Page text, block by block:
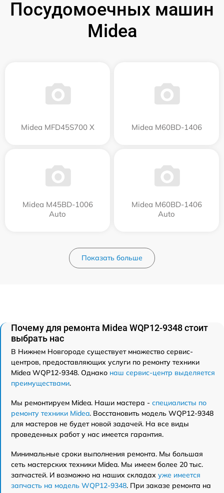
Посудомоечных машин
Midea
Midea MFD45S700 X Midea M60BD-1406
Midea M45BD-1006
Auto
Midea M60BD-1406
Auto
Показать больше
Почему для ремонта Midea WQP12-9348 стоит
выбрать нас
В Нижнем Новгороде существует множество сервис-
центров, предоставляющих услуги по ремонту техники
Midea WQP12-9348. Однако наш сервис-центр выделяется
преимуществами.
Мы ремонтируем Midea. Наши мастера - специалисты по
ремонту техники Midea. Восстановить модель WQP12-9348
для мастеров не будет новой задачей. На все виды
проведенных работ у нас имеется гарантия.
Минимальные сроки выполнения ремонта. Мы большая
сеть мастерских техники Midea. Мы имеем более 20 тыс.
запчастей. И возможно на наших складах уже имеется
запчасть на модель WQP12-9348. При заказе ремонта на